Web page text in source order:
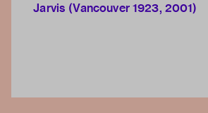
Jarvis (Vancouver 1923, 2001)